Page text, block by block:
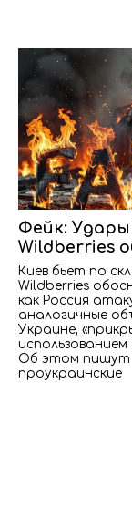
Фейк:
Wildberries
Киев бьет по
Wildberries
как Россия
аналогичные
Украине,
Об этом пишут
проукраинские